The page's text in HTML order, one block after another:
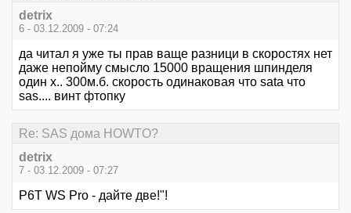
detrix
6 - 03.12.2009 - 07:24
да читал я уже ты прав ваще разници в скоростях нет
даже непойму смысло 15000 вращения шпинделя
один х.. 300м.б. скорость одинаковая что sata что
sas.... винт фтопку
Re: SAS дома HOWTO?
detrix
7 - 03.12.2009 - 07:27
P6T WS Pro - дайте две!"!